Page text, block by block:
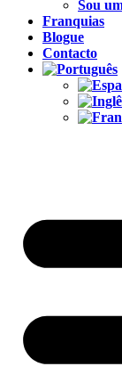
Sou
Franquias
Blogue
Contacto